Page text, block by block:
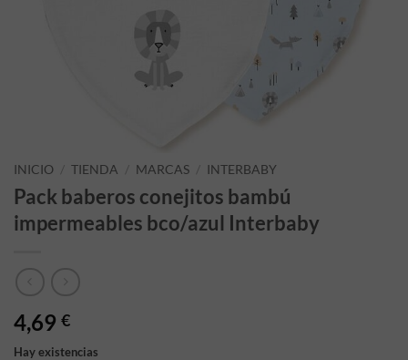
INICIO / TIENDA / MARCAS / INTERBABY
Pack baberos conejitos bambú
impermeables bco/azul Interbaby
4,69 €
Hay existencias